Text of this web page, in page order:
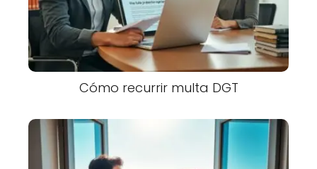
Cómo recurrir multa DGT